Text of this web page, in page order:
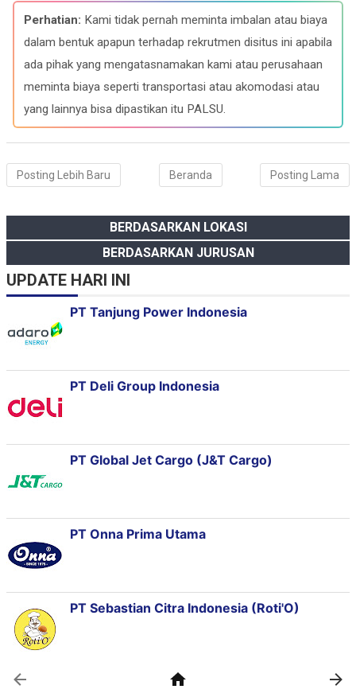
e
b
o
o
e
g
r
a
t
s
A
p
k
e
d
I
Perhatian: Kami tidak pernah meminta imbalan atau biaya
dalam bentuk apapun terhadap rekrutmen disitus ini apabila
ada pihak yang mengatasnamakan kami atau perusahaan
meminta biaya seperti transportasi atau akomodasi atau
yang lainnya bisa dipastikan itu PALSU.
Posting Lebih Baru Posting Lama
Beranda
BERDASARKAN LOKASI
BERDASARKAN JURUSAN
UPDATE HARI INI